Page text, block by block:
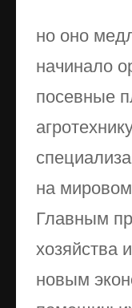
но оно
начинало
посевные
на
Главным
хозяйства
новым